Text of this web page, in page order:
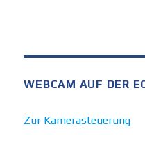
WEBCAM AUF DER
Zur Kamerasteuerung